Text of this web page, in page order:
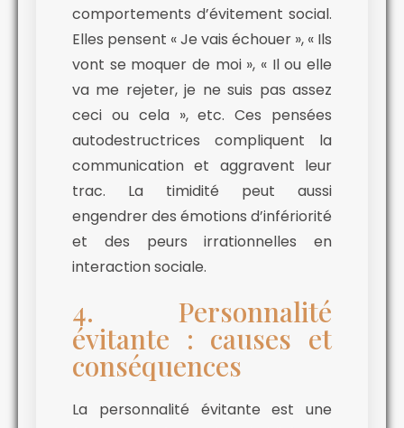
comportements d’évitement social.
Elles pensent « Je vais échouer », « Ils
vont se moquer de moi », « Il ou elle
va me rejeter, je ne suis pas assez
ceci ou cela », etc. Ces pensées
autodestructrices compliquent la
communication et aggravent leur
trac. La timidité peut aussi
engendrer des émotions d’infériorité
et des peurs irrationnelles en
interaction sociale.
4. Personnalité
évitante : causes et
conséquences
La personnalité évitante est une